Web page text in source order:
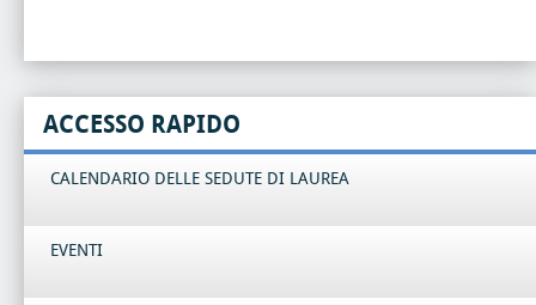
ACCESSO RAPIDO
CALENDARIO DELLE SEDUTE DI LAUREA
EVENTI